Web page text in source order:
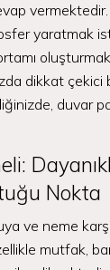
vermektedir.
yaratmak
dikkat çekici
duvar
Nokta
ve neme
mutfak,